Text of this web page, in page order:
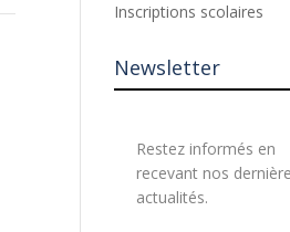
Inscriptions scolaires
Newsletter
Restez informés en
recevant nos
actualités.